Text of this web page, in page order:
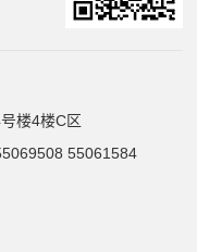
楼4楼C区
55061584